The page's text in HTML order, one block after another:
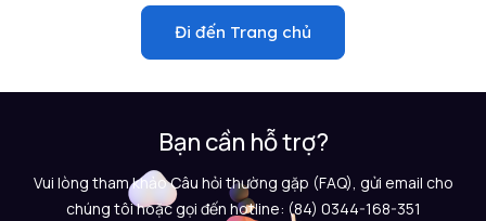
Đi đến Trang chủ
Bạn cần hỗ trợ?
Vui lòng tham khảo Câu hỏi thường gặp (FAQ), gửi email cho
chúng tôi hoặc gọi đến hotline: (84) 0344-168-351